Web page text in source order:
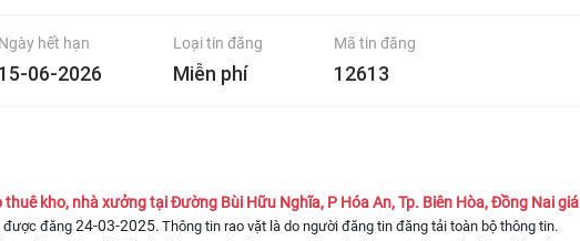
Ngày hết hạn
15-06-2026
Loại tin đăng
Miễn phí
Mã tin đăng
12613
thuê kho, nhà xưởng tại Đường Bùi Hữu Nghĩa, P Hóa An, Tp. Biên Hòa, Đồng Nai giá
được đăng24-03-2025. Thông tin rao vặt là do người đăng tin đăng tải toàn bộ thông tin.